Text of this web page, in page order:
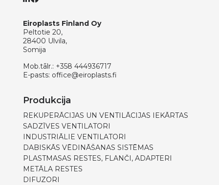
Eiroplasts Finland Oy
Peltotie 20,
28400 Ulvila,
Somija
Mob.tālr.: +358 444936717
E-pasts: office@eiroplasts.fi
Produkcija
REKUPERĀCIJAS UN VENTILĀCIJAS IEKĀRTAS
SADZĪVES VENTILATORI
INDUSTRIĀLIE VENTILATORI
DABISKĀS VĒDINĀŠANAS SISTĒMAS
PLASTMASAS RESTES, FLANČI, ADAPTERI
METĀLA RESTES
DIFUZORI